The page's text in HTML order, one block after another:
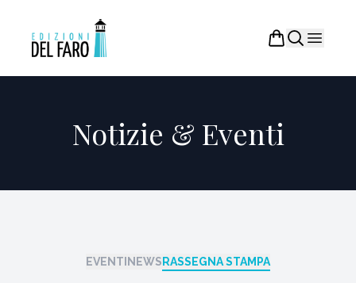
Notizie & Eventi
EVENTI NEWS RASSEGNA STAMPA